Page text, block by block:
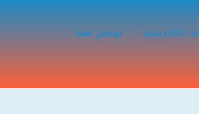
الأكاديمية تواصل معنا